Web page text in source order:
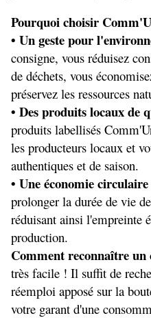
Pourquoi choisir
• Un geste pour
consigne, vous réduisez
de déchets, vous
préservez les ressources
• Des produits locaux de
produits labellisés
les producteurs locaux et
authentiques et de saison.
• Une économie
prolonger la durée de vie
réduisant ainsi l'empreinte
production.
Comment reconnaître un
très facile ! Il suffit de
réemploi apposé sur la
votre garant d'une